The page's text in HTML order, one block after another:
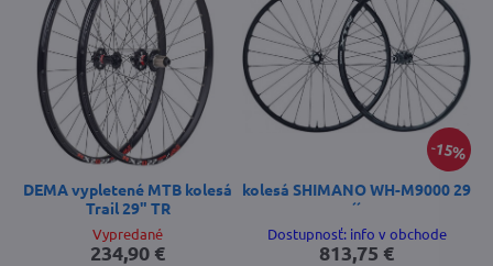
DEMA vypletené MTB kolesá
Trail 29" TR
Vypredané
234,90 €
15%
kolesá SHIMANO WH-M9000 29
´´
Dostupnosť: info v obchode
813,75 €